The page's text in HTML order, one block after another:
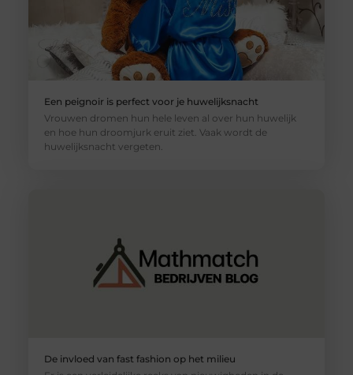
Een peignoir is perfect voor je huwelijksnacht
Vrouwen dromen hun hele leven al over hun huwelijk
en hoe hun droomjurk eruit ziet. Vaak wordt de
huwelijksnacht vergeten.
De invloed van fast fashion op het milieu